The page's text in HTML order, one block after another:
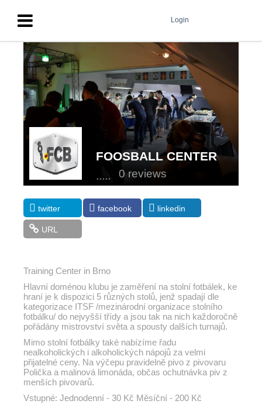
Login
FOOSBALL CENTER
BRNO0 reviews
twitter facebook linkedin
URL
Training Center in Brno
Hlavní doménou klubu je zaměření na stolní fotbálek, ke
hraní je k dispozici 5 různých stolů, jenž spadají dle
kategorizace ITSF /mezinárodní organizace stolního
fotbálku/ do nejvyšší třídy a jsou tak na nich každoročně
pořádány mistrovství světa a spousty dalších turnajů.
Mimo stolní fotbálky také nabízíme řadu
nealkoholických i alkoholických nápojů za velmi
přijatelné ceny. Na výčepu pravidelně pivo z pivovaru
Polička a malinová limonáda, občas ochutnávka piv z
menších pivovarů.
Vstupné: Jednodenní - 30 Kč Měsíční - 200 Kč